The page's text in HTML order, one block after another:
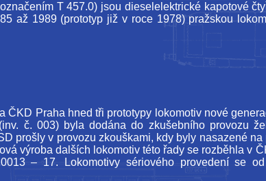
T 457.0) jsou dieselelektrické kapotové
až 1989 (prototyp již v roce 1978) pražskou
ČKD Praha hned tři prototypy lokomotiv nové
č. 003) byla dodána do zkušebního provozu
prošly v provozu zkouškami, kdy byly nasazené
výroba dalších lokomotiv této řady se rozběhla v
– 17. Lokomotivy sériového provedení se